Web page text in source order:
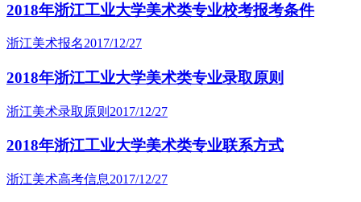
2018年浙江工业大学美术类专业校考报考条件
浙江美术报名2017/12/27
2018年浙江工业大学美术类专业录取原则
浙江美术录取原则 2017/12/27
2018年浙江工业大学美术类专业联系方式
浙江美术高考信息2017/12/27